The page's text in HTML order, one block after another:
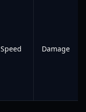
Speed Damage